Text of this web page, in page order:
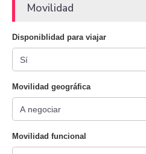
Movilidad
Disponiblidad para viajar
Movilidad geográfica
Movilidad funcional